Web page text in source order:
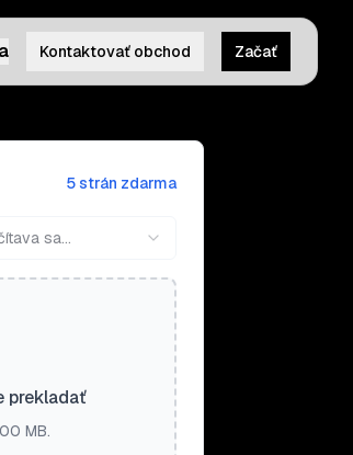
Kontaktovať obchod Začať
5 strán zdarma
sa...
prekladať
MB.